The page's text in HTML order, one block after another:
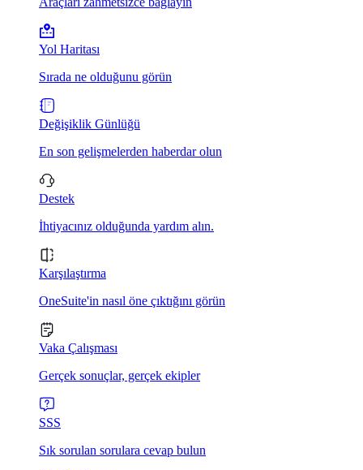
Yol Haritası
Sırada ne olduğunu görün
Değişiklik Günlüğü
En son gelişmelerden haberdar olun
Destek
İhtiyacınız olduğunda yardım alın.
Karşılaştırma
OneSuite'in nasıl öne çıktığını görün
Vaka Çalışması
Gerçek sonuçlar, gerçek ekipler
SSS
Sık sorulan sorulara cevap bulun